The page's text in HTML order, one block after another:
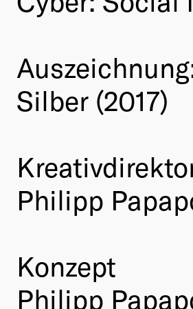
Silber (2017)
Philipp
Konzept
Philipp